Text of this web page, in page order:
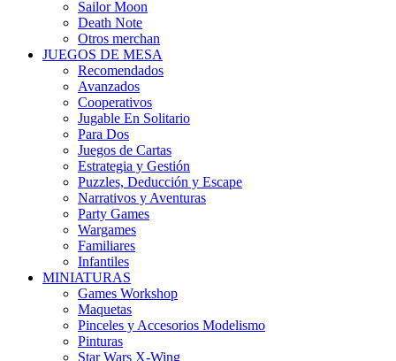
Sailor Moon
Death Note
Otros merchan
JUEGOS DE MESA
Recomendados
Avanzados
Cooperativos
Jugable En Solitario
Para Dos
Juegos de Cartas
Estrategia y Gestión
Puzzles, Deducción y Escape
Narrativos y Aventuras
Party Games
Wargames
Familiares
Infantiles
MINIATURAS
Games Workshop
Maquetas
Pinceles y Accesorios Modelismo
Pinturas
Star Wars X-Wing